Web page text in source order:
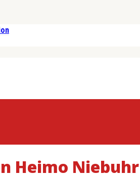
Heimo Niebuhr